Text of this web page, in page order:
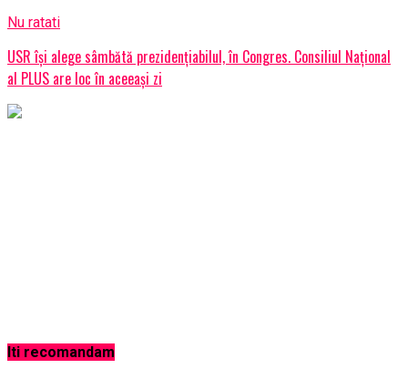
Nu ratati
USR îşi alege sâmbătă prezidenţiabilul, în Congres. Consiliul Naţional
al PLUS are loc în aceeaşi zi
Iti recomandam